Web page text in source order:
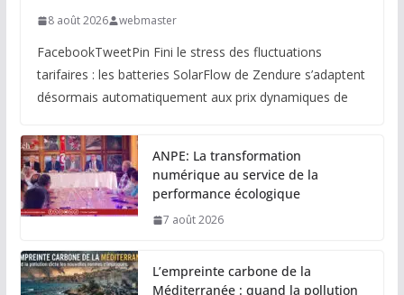
8 août 2026 webmaster
FacebookTweetPin Fini le stress des fluctuations
tarifaires : les batteries SolarFlow de Zendure s’adaptent
désormais automatiquement aux prix dynamiques de
ANPE: La transformation
numérique au service de la
performance écologique
7 août 2026
L’empreinte carbone de la
Méditerranée : quand la pollution